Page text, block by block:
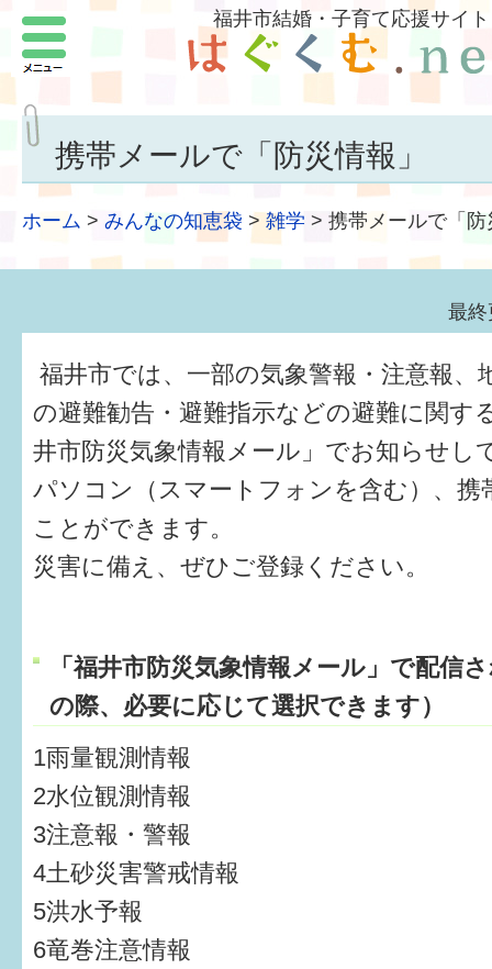
福井市結婚・子育て応援サイト
携帯メールで「防災情報」
ホーム > みんなの知恵袋 > 雑学 > 携帯メールで「防
最終
福井市では、一部の気象警報・注意報、
の避難勧告・避難指示などの避難に関す
井市防災気象情報メール」でお知らせし
パソコン（スマートフォンを含む）、携
ことができます。
災害に備え、ぜひご登録ください。
「福井市防災気象情報メール」で配信
の際、必要に応じて選択できます）
1雨量観測情報
2水位観測情報
3注意報・警報
4土砂災害警戒情報
5洪水予報
6竜巻注意情報
メニュー
結婚したい
子どもがほしい
子どもを育てよう
もしものときの緊急連絡先
届出・手当・助成
健診・予防接種
仲間づくり・遊び場
入園・入学
相談したい
さまざまな支援
子育てカレンダー
妊娠
出産〜3か月